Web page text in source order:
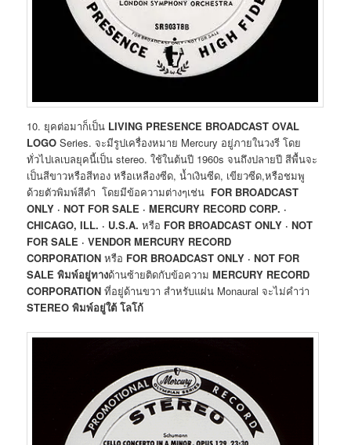
10. ยุคต่อมาก็เป็น LIVING PRESENCE BROADCAST OVAL
LOGO Series. จะมีรูปเครื่องหมาย Mercury อยู่ภายในวงรี โดย
ทั่วไปเลเบลยุคนี้เป็น stereo. ใช้ในต้นปี 1960s จนถึงปลายปี สีพื้นจะ
เป็นสีขาวหรือสีทอง หรือเหลืองซีด, น้ำเงินซีด, เขียวซีด,หรือชมพู
ด้วยตัวพิมพ์สีดำ โดยมีข้อความต่างๆเช่น FOR BROADCAST
ONLY · NOT FOR SALE · MERCURY RECORD CORP. ·
CHICAGO, ILL. · U.S.A. หรือ FOR BROADCAST ONLY · NOT
FOR SALE · VENDOR MERCURY RECORD
CORPORATION หรือ FOR BROADCAST ONLY · NOT FOR
SALE พิมพ์อยู่ทางด้านซ้ายติดกับข้อความMERCURY RECORD
CORPORATION ที่อยู่ด้านขวา สำหรับแผ่น Monaural จะไม่คำว่า
STEREO พิมพ์อยู่ใต้ โลโก้